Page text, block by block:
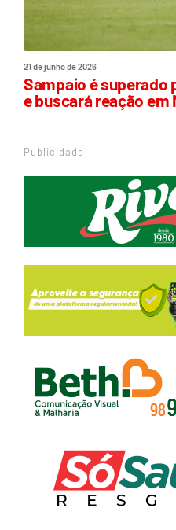
21 de junho de 2026
Sampaio é superado
e buscará reação em
Publicidade